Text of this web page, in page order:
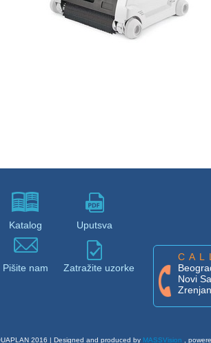
Katalog Uputsva
Pišite nam Zatražite uzorke
Novi
2016 | Designed and produced by MASSVision ,